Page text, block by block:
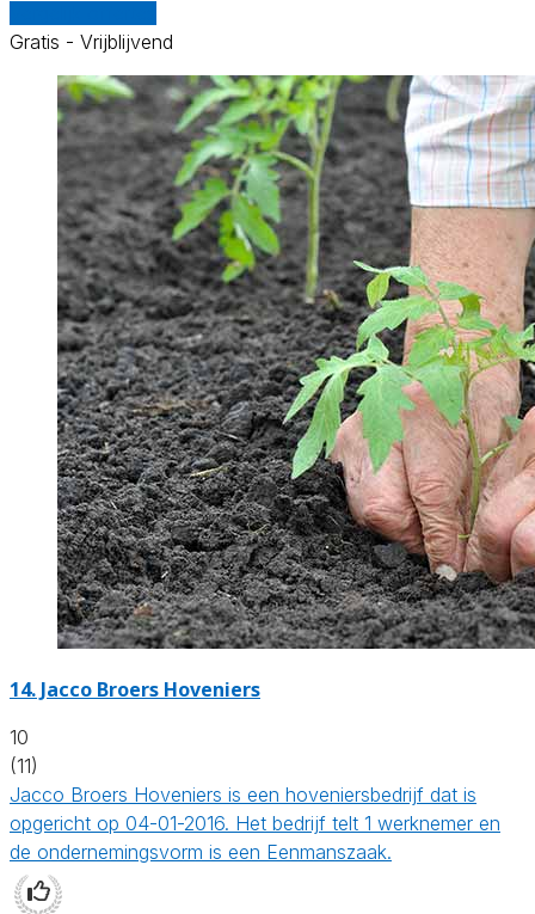
Gratis - Vrijblijvend
14. Jacco Broers Hoveniers
10
(11)
Jacco Broers Hoveniers is een hoveniersbedrijf dat is
opgericht op 04-01-2016. Het bedrijf telt 1 werknemer en
de ondernemingsvorm is een Eenmanszaak.